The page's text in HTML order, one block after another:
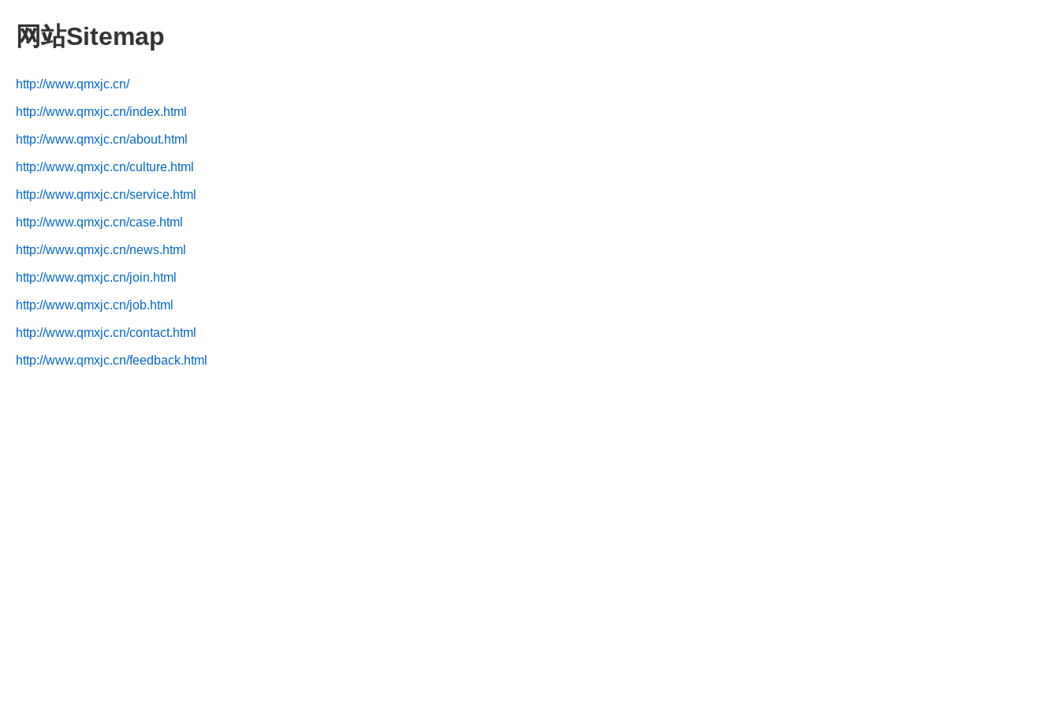
网站Sitemap
http://www.qmxjc.cn/
http://www.qmxjc.cn/index.html
http://www.qmxjc.cn/about.html
http://www.qmxjc.cn/culture.html
http://www.qmxjc.cn/service.html
http://www.qmxjc.cn/case.html
http://www.qmxjc.cn/news.html
http://www.qmxjc.cn/join.html
http://www.qmxjc.cn/job.html
http://www.qmxjc.cn/contact.html
http://www.qmxjc.cn/feedback.html